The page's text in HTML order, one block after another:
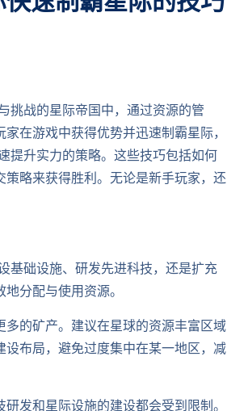
挑战的星际帝国中，通过资源的管
在游戏中获得优势并迅速制霸星际，
提升实力的策略。这些技巧包括如何
略来获得胜利。无论是新手玩家，还
基础设施、研发先进科技，还是扩充
分配与使用资源。
的矿产。建议在星球的资源丰富区域
布局，避免过度集中在某一地区，减